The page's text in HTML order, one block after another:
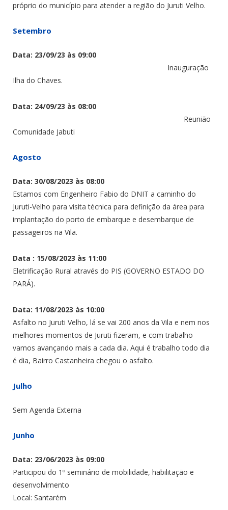
próprio do município para atender a região do Juruti Velho.
Setembro
Data: 23/09/23 às 09:00
Inauguração
Ilha do Chaves.
Data: 24/09/23 às 08:00
Reunião
Comunidade Jabuti
Agosto
Data: 30/08/2023 às 08:00
Estamos com Engenheiro Fabio do DNIT a caminho do
Juruti-Velho para visita técnica para definição da área para
implantação do porto de embarque e desembarque de
passageiros na Vila.
Data : 15/08/2023 às 11:00
Eletrificação Rural através do PIS (GOVERNO ESTADO DO
PARÁ).
Data: 11/08/2023 às 10:00
Asfalto no Juruti Velho, lá se vai 200 anos da Vila e nem nos
melhores momentos de Juruti fizeram, e com trabalho
vamos avançando mais a cada dia. Aqui é trabalho todo dia
é dia, Bairro Castanheira chegou o asfalto.
Julho
Sem Agenda Externa
Junho
Data: 23/06/2023 às 09:00
Participou do 1º seminário de mobilidade, habilitação e
desenvolvimento
Local: Santarém